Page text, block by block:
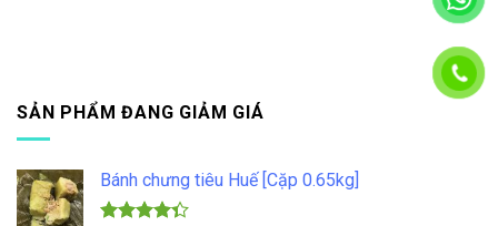
SẢN PHẨM ĐANG GIẢM GIÁ
Bánh chưng tiêu Huế [Cặp 0.65kg]